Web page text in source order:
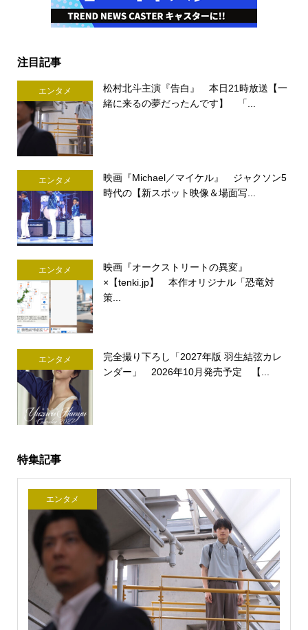
注目記事
エンタメ
松村北斗主演『告白』 本日21時放送【一
緒に来るの夢だったんです】 「...
エンタメ
映画『Michael／マイケル』 ジャクソン5
時代の【新スポット映像＆場面写...
エンタメ
映画『オークストリートの異変』
×【tenki.jp】 本作オリジナル「恐竜対
策...
エンタメ
完全撮り下ろし「2027年版 羽生結弦カレ
ンダー」 2026年10月発売予定 【...
特集記事
エンタメ